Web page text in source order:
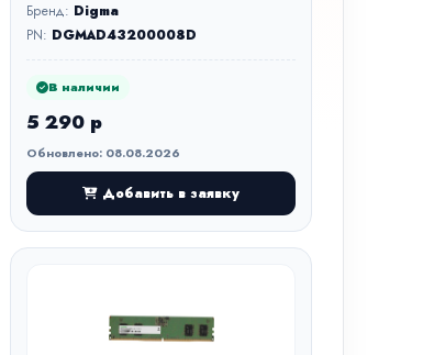
Бренд: Digma
PN: DGMAD43200008D
В наличии
5 290 р
Обновлено: 08.08.2026
Добавить в заявку